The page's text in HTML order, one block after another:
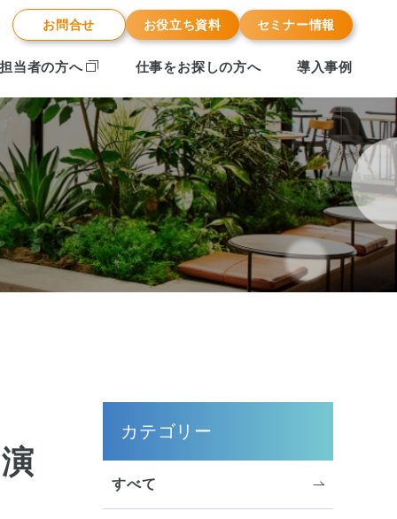
当者の方へ 仕事をお探しの方へ 導入事例
お問合せ お役立ち資料 セミナー情報
カテゴリー
すべて